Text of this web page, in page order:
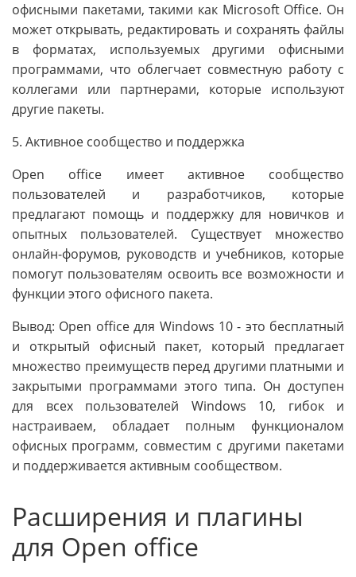
офисными пакетами, такими как Microsoft Office. Он
может открывать, редактировать и сохранять файлы
в форматах, используемых другими офисными
программами, что облегчает совместную работу с
коллегами или партнерами, которые используют
другие пакеты.
5. Активное сообщество и поддержка
Open office имеет активное сообщество
пользователей и разработчиков, которые
предлагают помощь и поддержку для новичков и
опытных пользователей. Существует множество
онлайн-форумов, руководств и учебников, которые
помогут пользователям освоить все возможности и
функции этого офисного пакета.
Вывод: Open office для Windows 10 - это бесплатный
и открытый офисный пакет, который предлагает
множество преимуществ перед другими платными и
закрытыми программами этого типа. Он доступен
для всех пользователей Windows 10, гибок и
настраиваем, обладает полным функционалом
офисных программ, совместим с другими пакетами
и поддерживается активным сообществом.
Расширения и плагины
для Open office